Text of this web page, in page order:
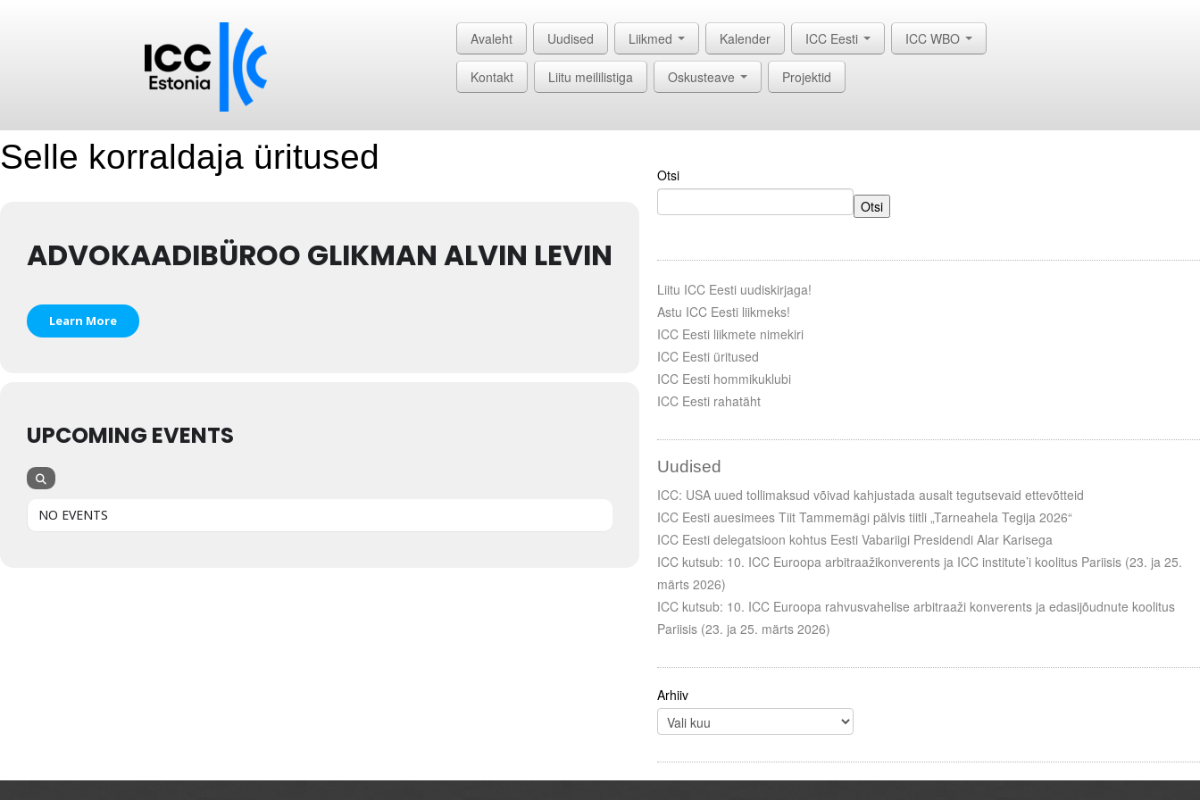
Avaleht Uudised Liikmed Kalender ICC Eesti ICC WBO
Kontakt Liitu meililistiga Oskusteave Projektid
Selle korraldaja üritused
ADVOKAADIBÜROO GLIKMAN ALVIN LEVIN
Learn More
UPCOMING EVENTS
NO EVENTS
Otsi
Otsi
Liitu ICC Eesti uudiskirjaga!
Astu ICC Eesti liikmeks!
ICC Eesti liikmete nimekiri
ICC Eesti üritused
ICC Eesti hommikuklubi
ICC Eesti rahatäht
Uudised
ICC: USA uued tollimaksud võivad kahjustada ausalt tegutsevaid ettevõtteid
ICC Eesti auesimees Tiit Tammemägi pälvis tiitli „Tarneahela Tegija 2026“
ICC Eesti delegatsioon kohtus Eesti Vabariigi Presidendi Alar Karisega
ICC kutsub: 10. ICC Euroopa arbitraažikonverents ja ICC institute’i koolitus Pariisis (23. ja 25.
märts 2026)
ICC kutsub: 10. ICC Euroopa rahvusvahelise arbitraaži konverents ja edasijõudnute koolitus
Pariisis (23. ja 25. märts 2026)
Arhiiv